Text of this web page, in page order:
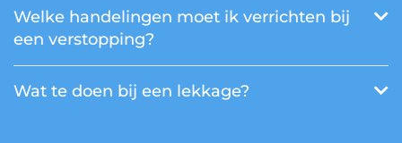
Welke handelingen moet ik verrichten bij
een verstopping?
Wat te doen bij een lekkage?